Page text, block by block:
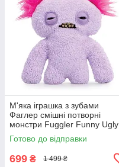
М'яка іграшка з зубами
Фаглер смішні потворні
монстри Fuggler Funny Ugly
Monster HairyFugg Squidge
Готово до відправки
699 ₴ 1 499 ₴